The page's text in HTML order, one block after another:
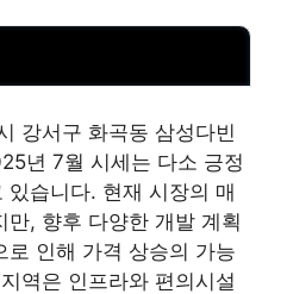
강서구 화곡동 삼성다빈
년 7월 시세는 다소 긍정
있습니다. 현재 시장의 매
만, 향후 다양한 개발 계획
로 인해 가격 상승의 가능
역은 인프라와 편의시설